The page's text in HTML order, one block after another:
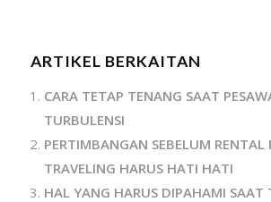
ARTIKEL BERKAITAN
CARA TETAP TENANG SAAT
TURBULENSI
PERTIMBANGAN SEBELUM
TRAVELING HARUS HATI HATI
HAL YANG HARUS DIPAHAMI SAAT